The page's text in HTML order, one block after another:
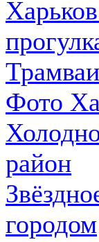
Фото
район
городом